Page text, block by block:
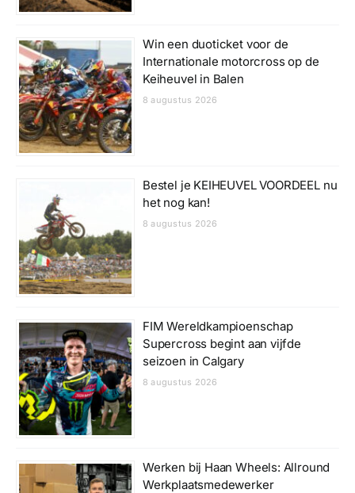
Win een duoticket voor de
Internationale motorcross op de
Keiheuvel in Balen
8 augustus 2026
Bestel je KEIHEUVEL VOORDEEL nu
het nog kan!
8 augustus 2026
FIM Wereldkampioenschap
Supercross begint aan vijfde
seizoen in Calgary
8 augustus 2026
Werken bij Haan Wheels: Allround
Werkplaatsmedewerker